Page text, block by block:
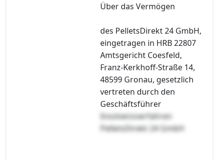
Über das Vermögen
des PelletsDirekt 24 GmbH,
eingetragen in HRB 22807
Amtsgericht Coesfeld,
Franz-Kerkhoff-Straße 14,
48599 Gronau, gesetzlich
vertreten durch den
Geschäftsführer
Insolvenzverfahren
PelletsDirekt 24 GmbH